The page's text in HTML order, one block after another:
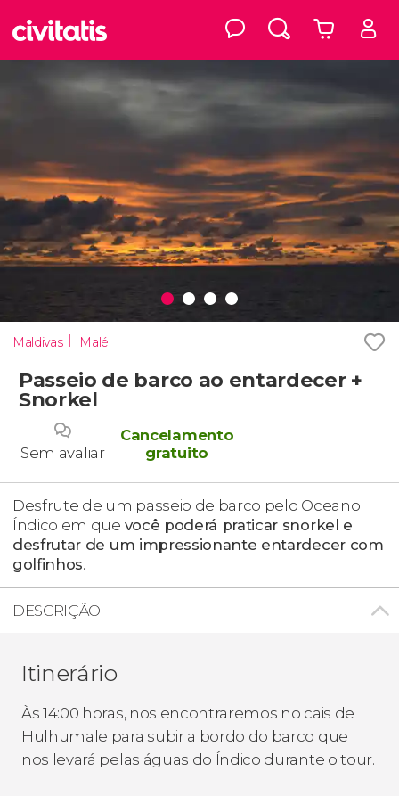
Maldivas Malé
Passeio de barco ao entardecer +
Snorkel
Sem avaliar
Cancelamento
gratuito
Desfrute de um passeio de barco pelo Oceano
Índico em que você poderá praticar snorkel e
desfrutar de um impressionante entardecer com
golfinhos.
DESCRIÇÃO
Itinerário
Às 14:00 horas, nos encontraremos no cais de
Hulhumale para subir a bordo do barco que
nos levará pelas águas do Índico durante o tour.